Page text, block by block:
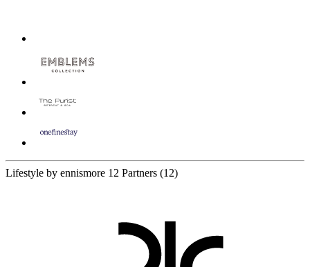
Lifestyle by ennismore 12 Partners (12)